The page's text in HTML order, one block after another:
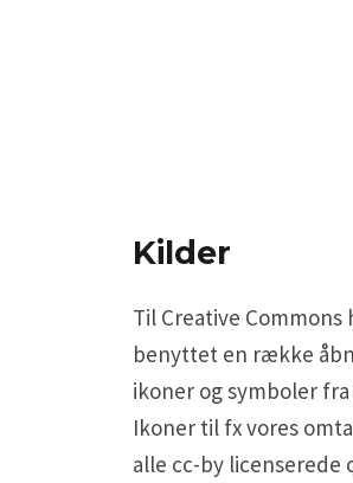
Kilder
Til Creative Commons
benyttet en række
ikoner og symboler
Ikoner til fx vores
alle cc-by licenserede